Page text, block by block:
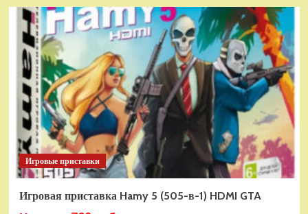
Дополнительный
модуль
Thrustmaster
Quadrant
Add-
on
Airbus
Edition
ww
Игровые приставки
Игровая приставка Hamy 5 (505-в-1) HDMI GTA